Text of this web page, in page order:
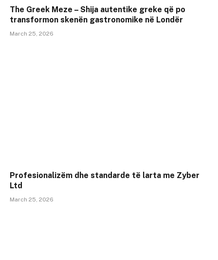
The Greek Meze – Shija autentike greke që po
transformon skenën gastronomike në Londër
March 25, 2026
Profesionalizëm dhe standarde të larta me Zyber
Ltd
March 25, 2026